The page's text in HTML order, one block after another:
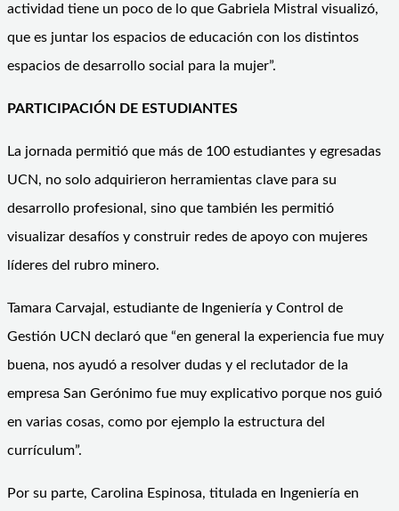
actividad tiene un poco de lo que Gabriela Mistral visualizó,
que es juntar los espacios de educación con los distintos
espacios de desarrollo social para la mujer”.
PARTICIPACIÓN DE ESTUDIANTES
La jornada permitió que más de 100 estudiantes y egresadas
UCN, no solo adquirieron herramientas clave para su
desarrollo profesional, sino que también les permitió
visualizar desafíos y construir redes de apoyo con mujeres
líderes del rubro minero.
Tamara Carvajal, estudiante de Ingeniería y Control de
Gestión UCN declaró que “en general la experiencia fue muy
buena, nos ayudó a resolver dudas y el reclutador de la
empresa San Gerónimo fue muy explicativo porque nos guió
en varias cosas, como por ejemplo la estructura del
currículum”.
Por su parte, Carolina Espinosa, titulada en Ingeniería en